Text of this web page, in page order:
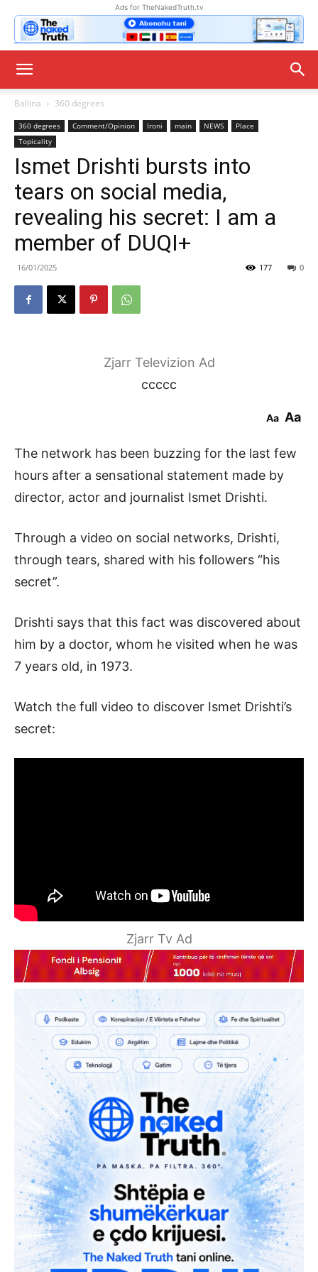
Ads for TheNakedTruth.tv
Ballina 360 degrees
360 degrees Comment/Opinion Ironi main NEWS
Place
Topicality
Ismet Drishti bursts into
tears on social media,
revealing his secret: I am a
member of DUQI+
16/01/2025 0
177
Zjarr Televizion Ad
ccccc
Aa Aa
The network has been buzzing for the last few
hours after a sensational statement made by
director, actor and journalist Ismet Drishti.
Through a video on social networks, Drishti,
through tears, shared with his followers “his
secret”.
Drishti says that this fact was discovered about
him by a doctor, whom he visited when he was
7 years old, in 1973.
Watch the full video to discover Ismet Drishti’s
secret:
Zjarr Tv Ad